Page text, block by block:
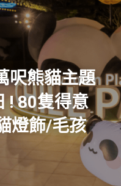
呎熊貓主題
! 80隻得意
燈飾/毛孩